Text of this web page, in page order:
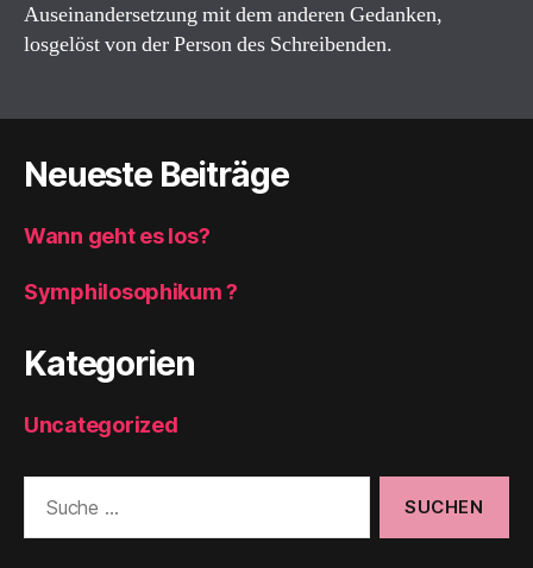
Auseinandersetzung mit dem anderen Gedanken,
losgelöst von der Person des Schreibenden.
Neueste Beiträge
Wann geht es los?
Symphilosophikum ?
Kategorien
Uncategorized
nach: